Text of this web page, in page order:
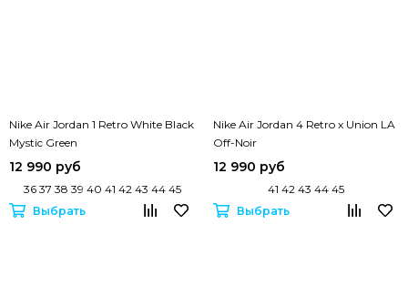
Nike Air Jordan 1 Retro White Black
Mystic Green
12 990 руб
36 37 38 39 40 41 42 43 44 45
Выбрать
Nike Air Jordan 4 Retro x Union LA
Off-Noir
12 990 руб
41 42 43 44 45
Выбрать